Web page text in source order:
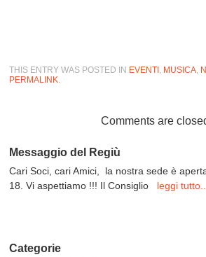
THIS ENTRY WAS POSTED IN EVENTI , MUSICA,
PERMALINK.
Comments are
Messaggio del Regiù
Cari Soci, cari Amici, la nostra sede è
18. Vi aspettiamo !!! Il Consiglio leggi
Categorie